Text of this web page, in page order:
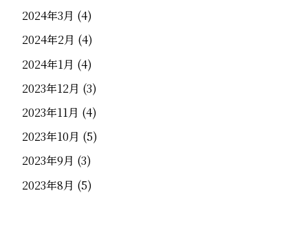
2024年3月 (4)
2024年2月 (4)
2024年1月 (4)
2023年12月 (3)
2023年11月 (4)
2023年10月 (5)
2023年9月 (3)
2023年8月 (5)